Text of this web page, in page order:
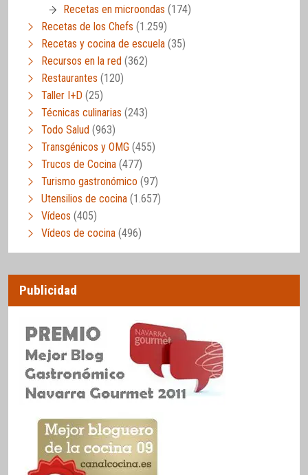
Recetas en microondas (174)
Recetas de los Chefs (1.259)
Recetas y cocina de escuela (35)
Recursos en la red (362)
Restaurantes (120)
Taller I+D (25)
Técnicas culinarias (243)
Todo Salud (963)
Transgénicos y OMG (455)
Trucos de Cocina (477)
Turismo gastronómico (97)
Utensilios de cocina (1.657)
Vídeos (405)
Vídeos de cocina (496)
Publicidad